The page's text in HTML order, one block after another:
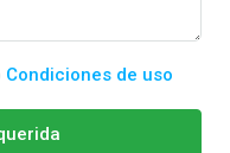
Condiciones de uso